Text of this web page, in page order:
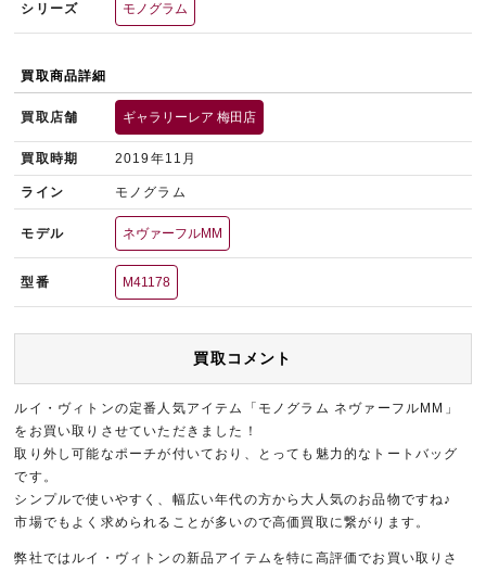
シリーズ モノグラム
買取商品詳細
買取店舗 ギャラリーレア 梅田店
買取時期 2019年11月
ライン モノグラム
モデル ネヴァーフルMM
型番 M41178
買取コメント
ルイ・ヴィトンの定番人気アイテム「モノグラム ネヴァーフルMM」
をお買い取りさせていただきました！
取り外し可能なポーチが付いており、とっても魅力的なトートバッグ
です。
シンプルで使いやすく、幅広い年代の方から大人気のお品物ですね♪
市場でもよく求められることが多いので高価買取に繋がります。
弊社ではルイ・ヴィトンの新品アイテムを特に高評価でお買い取りさ